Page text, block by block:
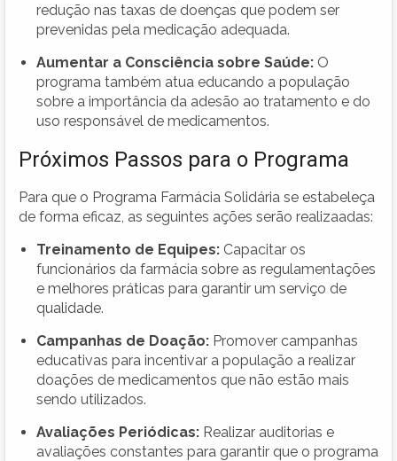
redução nas taxas de doenças que podem ser
prevenidas pela medicação adequada.
Aumentar a Consciência sobre Saúde: O
programa também atua educando a população
sobre a importância da adesão ao tratamento e do
uso responsável de medicamentos.
Próximos Passos para o Programa
Para que o Programa Farmácia Solidária se estabeleça
de forma eficaz, as seguintes ações serão realizaadas:
Treinamento de Equipes: Capacitar os
funcionários da farmácia sobre as regulamentações
e melhores práticas para garantir um serviço de
qualidade.
Campanhas de Doação: Promover campanhas
educativas para incentivar a população a realizar
doações de medicamentos que não estão mais
sendo utilizados.
Avaliações Periódicas: Realizar auditorias e
avaliações constantes para garantir que o programa